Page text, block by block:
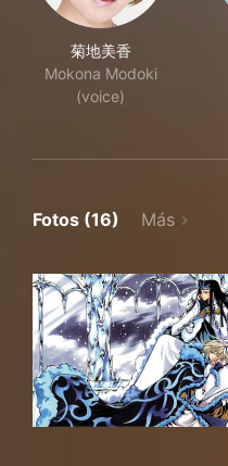
菊地美香
Mokona Modoki
(voice)
Fotos (16) Más